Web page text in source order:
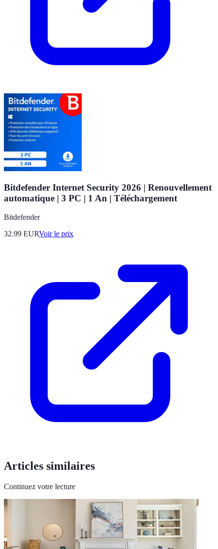
Bitdefender Internet Security 2026 | Renouvellement
automatique | 3 PC | 1 An | Téléchargement
Bitdefender
32.99 EURVoir le prix
Articles similaires
Continuez votre lecture